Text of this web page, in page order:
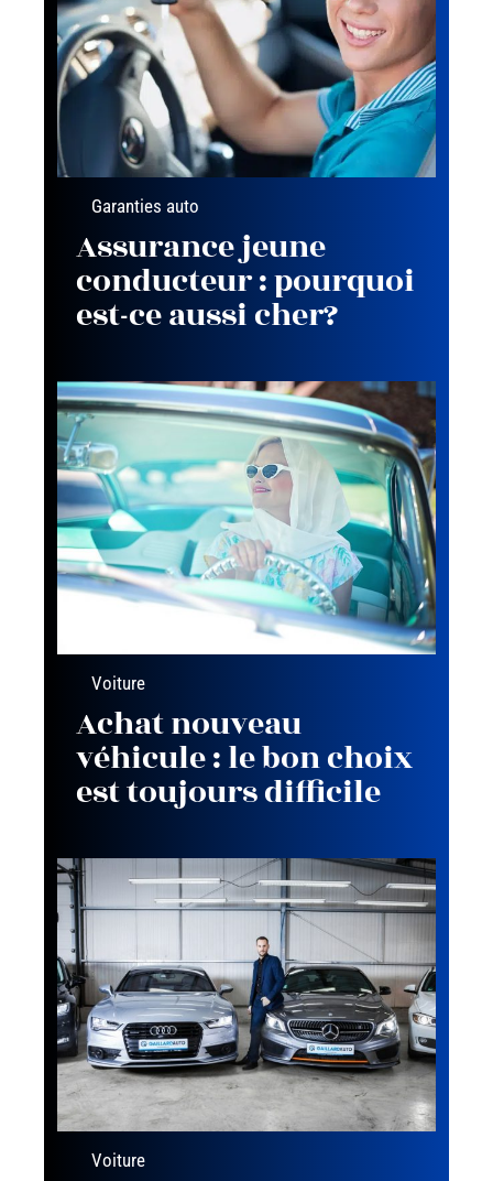
Garanties auto
Assurance jeune
conducteur : pourquoi
est-ce aussi cher?
Voiture
Achat nouveau
véhicule : le bon choix
est toujours difficile
Voiture